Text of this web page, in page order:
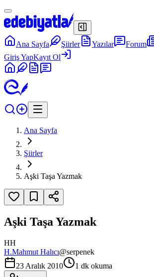
Ana Sayfa Şiirler Yazılar Forum
Giriş YapKayıt Ol
Ana Sayfa
Şiirler
Aşki Taşa Yazmak
Aşki Taşa Yazmak
HH
H.Mahmut Halıcı@serpenek
23 Aralık 2010
1 dk okuma